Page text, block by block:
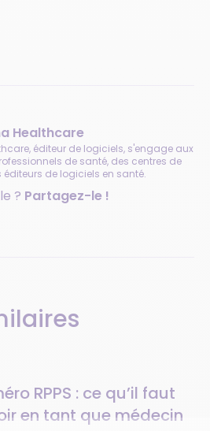
Healthcare
éditeur de logiciels, s'engage aux
de santé, des centres de
éditeurs de logiciels en santé.
? Partagez-le !
RPPS : ce qu’il faut
en tant que médecin